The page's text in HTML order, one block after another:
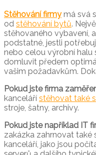
Stěhování firmymá svá
od stěhování bytů.
stěhovaného vybavení,
podstatné, jestli
nebo celou výrobní halu
domluvit předem
vašim požadavkům.
Pokud jste firma
kanceláří stěhovat také
stroje, šatny, archivy.
Pokud jste například IT
zakázka zahrnovat také
kanceláří, jako jsou